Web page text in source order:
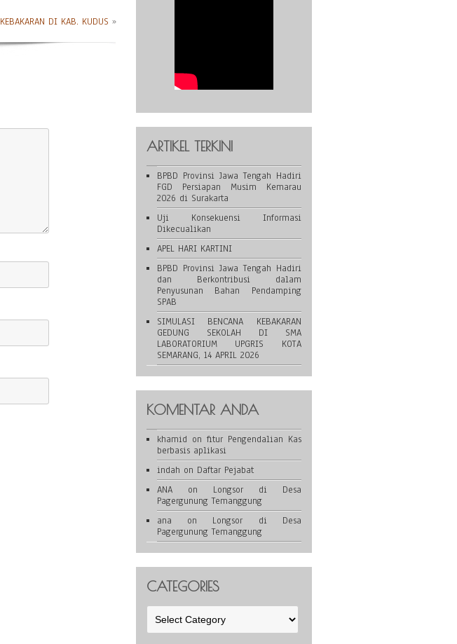
KEBAKARAN DI KAB. KUDUS »
ARTIKEL TERKINI
BPBD Provinsi Jawa Tengah Hadiri
FGD Persiapan Musim Kemarau
2026 di Surakarta
Uji Konsekuensi Informasi
Dikecualikan
APEL HARI KARTINI
BPBD Provinsi Jawa Tengah Hadiri
dan Berkontribusi dalam
Penyusunan Bahan Pendamping
SPAB
SIMULASI BENCANA KEBAKARAN
GEDUNG SEKOLAH DI SMA
LABORATORIUM UPGRIS KOTA
SEMARANG, 14 APRIL 2026
KOMENTAR ANDA
khamid on fitur Pengendalian Kas
berbasis aplikasi
indah on Daftar Pejabat
ANAon Longsor di Desa
Pagergunung Temanggung
ana on Longsor di Desa
Pagergunung Temanggung
CATEGORIES
Categories